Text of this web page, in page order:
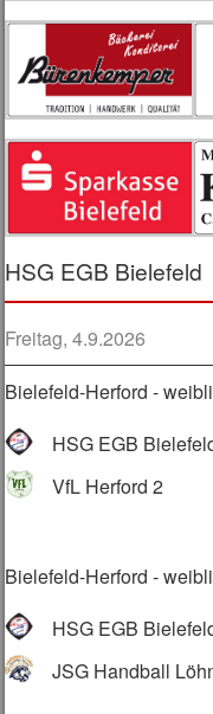
HSG EGB Bielefeld
Freitag, 4.9.2026
Bielefeld-Herford -
HSG EGB
VfL Herford 2
Bielefeld-Herford -
HSG EGB
JSG Handball